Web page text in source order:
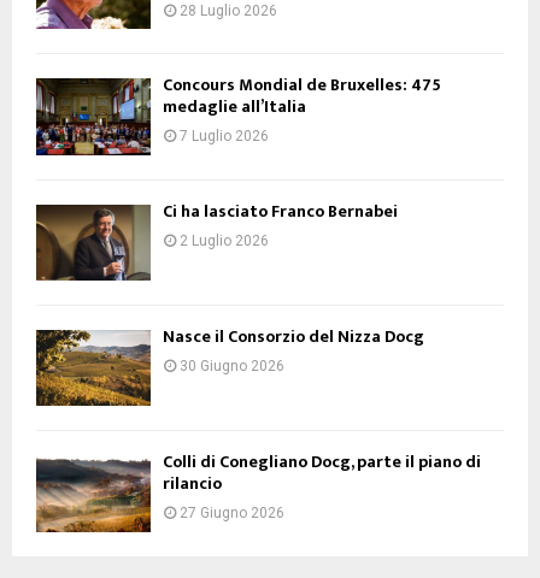
28 Luglio 2026
Concours Mondial de Bruxelles: 475
medaglie all’Italia
7 Luglio 2026
Ci ha lasciato Franco Bernabei
2 Luglio 2026
Nasce il Consorzio del Nizza Docg
30 Giugno 2026
Colli di Conegliano Docg, parte il piano di
rilancio
27 Giugno 2026